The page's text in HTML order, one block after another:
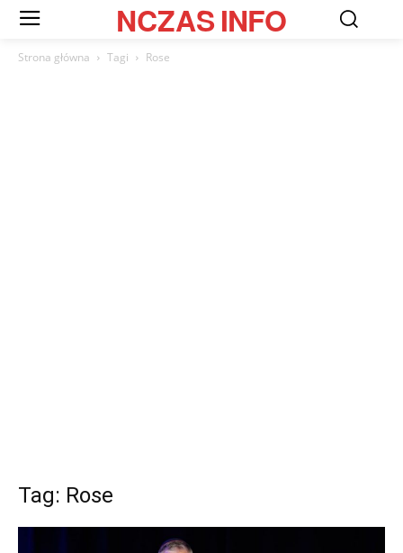
NCZASINFO
Strona główna Tagi Rose
Tag: Rose